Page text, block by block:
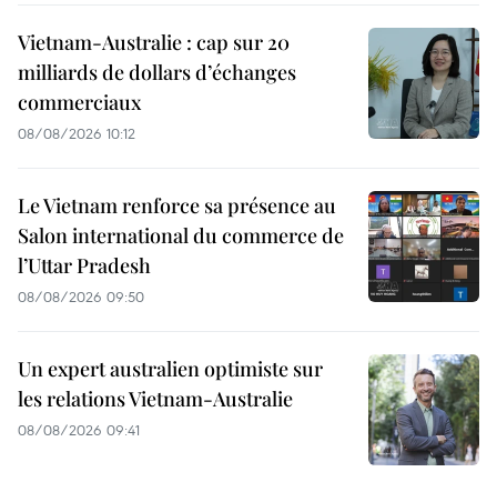
Vietnam-Australie : cap sur 20
milliards de dollars d’échanges
commerciaux
08/08/2026 10:12
Le Vietnam renforce sa présence au
Salon international du commerce de
l’Uttar Pradesh
08/08/2026 09:50
Un expert australien optimiste sur
les relations Vietnam-Australie
08/08/2026 09:41